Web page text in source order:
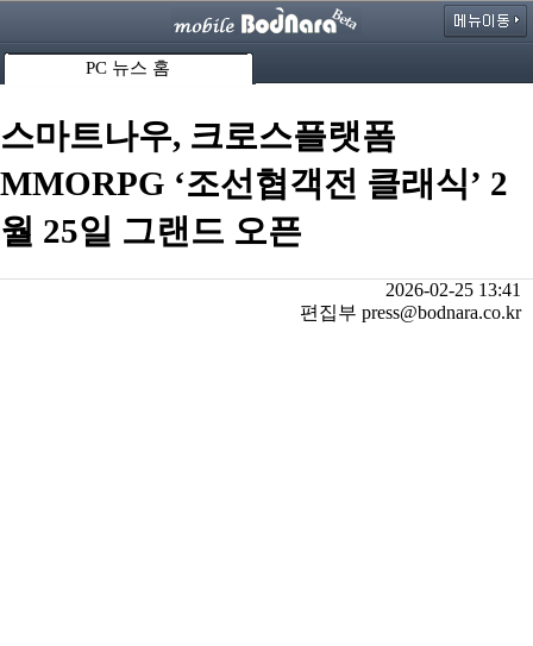
PC 뉴스 홈
스마트나우, 크로스플랫폼
MMORPG ‘조선협객전 클래식’ 2
월 25일 그랜드 오픈
2026-02-25 13:41
편집부 press@bodnara.co.kr